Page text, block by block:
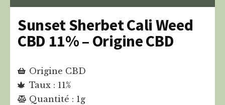
Sunset Sherbet Cali Weed
CBD 11% – Origine CBD
Origine CBD
Taux : 11%
Quantité : 1g